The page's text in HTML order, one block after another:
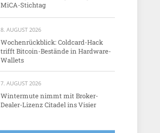
MiCA-Stichtag
8. AUGUST 2026
Wochenrückblick: Coldcard-Hack
trifft Bitcoin-Bestände in Hardware-
Wallets
7. AUGUST 2026
Wintermute nimmt mit Broker-
Dealer-Lizenz Citadel ins Visier